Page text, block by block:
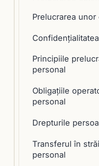
Prelucrarea
Principiile
personal
Obligaţiile
personal
Drepturile
Transferul în
personal